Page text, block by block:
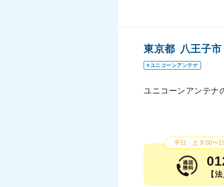
東京都 八王子市
ユニコーンアンテナ
ユニコーンアンテナ
平日・土 9:00〜
【